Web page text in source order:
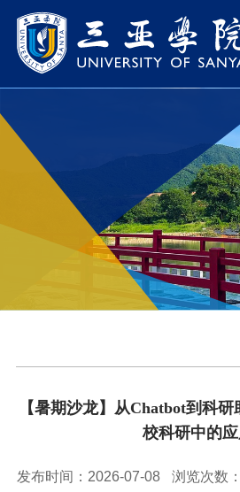
学校领导
理事长
党委书记、政府督导专员
学校简介
走近理事长
学校机构
校园风景
学院与部门
社会治理学院
艺术创意与数字设计学院
文学院
旅游与大健康学院
信息与智能工程学院
新闻中心
传媒视点
USY媒体
USY印象
三亚学院公共外交研究中心
招生信息
就业服务
图书馆
教务管理系统 办公OA系统
信息公开
English
【暑期沙龙】从Chatbot到科
校科研中的应
发布时间：2026-07-08 浏览次数：